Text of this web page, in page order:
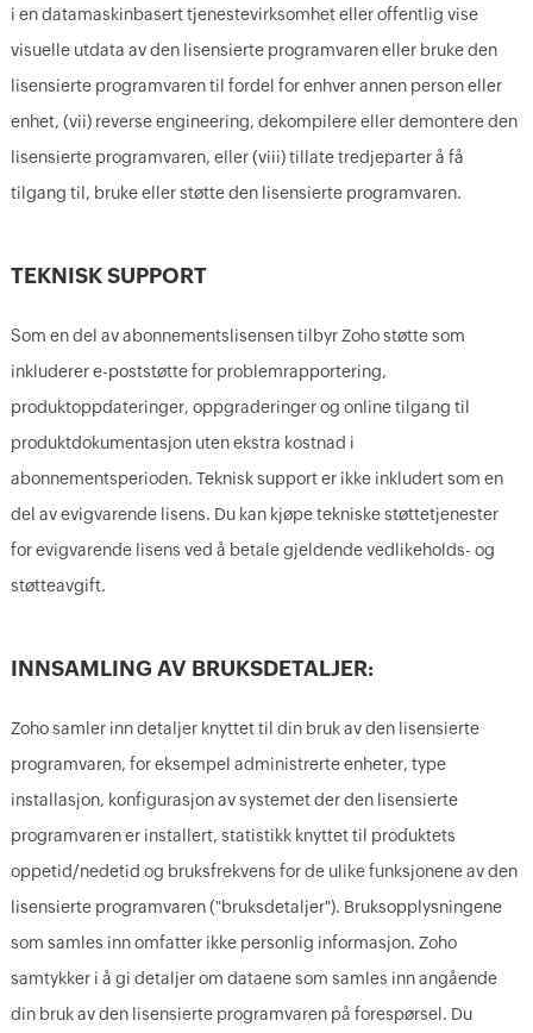
i en datamaskinbasert tjenestevirksomhet eller offentlig vise
visuelle utdata av den lisensierte programvaren eller bruke den
lisensierte programvaren til fordel for enhver annen person eller
enhet, (vii) reverse engineering, dekompilere eller demontere den
lisensierte programvaren, eller (viii) tillate tredjeparter å få
tilgang til, bruke eller støtte den lisensierte programvaren.
TEKNISK SUPPORT
Som en del av abonnementslisensen tilbyr Zoho støtte som
inkluderer e-poststøtte for problemrapportering,
produktoppdateringer, oppgraderinger og online tilgang til
produktdokumentasjon uten ekstra kostnad i
abonnementsperioden. Teknisk support er ikke inkludert som en
del av evigvarende lisens. Du kan kjøpe tekniske støttetjenester
for evigvarende lisens ved å betale gjeldende vedlikeholds- og
støtteavgift.
INNSAMLING AV BRUKSDETALJER:
Zoho samler inn detaljer knyttet til din bruk av den lisensierte
programvaren, for eksempel administrerte enheter, type
installasjon, konfigurasjon av systemet der den lisensierte
programvaren er installert, statistikk knyttet til produktets
oppetid/nedetid og bruksfrekvens for de ulike funksjonene av den
lisensierte programvaren ("bruksdetaljer"). Bruksopplysningene
som samles inn omfatter ikke personlig informasjon. Zoho
samtykker i å gi detaljer om dataene som samles inn angående
din bruk av den lisensierte programvaren på forespørsel. Du